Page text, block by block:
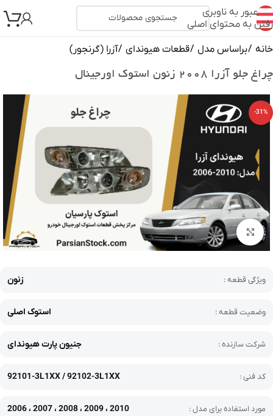
عبور به ناوبری
رفتن به محتوای اصلی
خانه /براساس مدل /قطعات هیوندای /آزرا (گرنجور)
چراغ جلو آزرا ۲۰۰۸ زنون استوک اورجینال
-31%
بزرگنمایی تصویر
ویژگی قطعه : زنون
وضعیت قطعه : استوک اصلی
شرکت سازنده : جنیون پارت هیوندای
کد فنی : 92101-3L1XX / 92102-3L1XX
مورد استفاده برای مدل : 2006 ، 2007 ، 2008 ، 2009 ، 2010